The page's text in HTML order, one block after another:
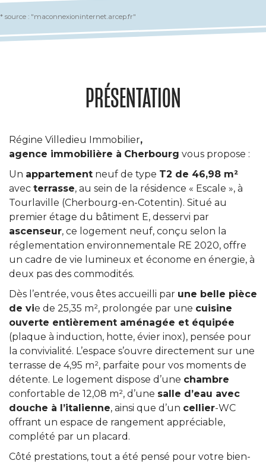
* source : "maconnexioninternet.arcep.fr"
PRÉSENTATION
Régine Villedieu Immobilier,
agence immobilière à Cherbourg vous propose :
Un appartement neuf de type T2 de 46,98 m²
avec terrasse, au sein de la résidence « Escale », à
Tourlaville (Cherbourg-en-Cotentin). Situé au
premier étage du bâtiment E, desservi par
ascenseur, ce logement neuf, conçu selon la
réglementation environnementale RE 2020, offre
un cadre de vie lumineux et économe en énergie, à
deux pas des commodités.
Dès l’entrée, vous êtes accueilli par une belle pièce
de vie de 25,35 m², prolongée par une cuisine
ouverte entièrement aménagée et équipée
(plaque à induction, hotte, évier inox), pensée pour
la convivialité. L’espace s’ouvre directement sur une
terrasse de 4,95 m², parfaite pour vos moments de
détente. Le logement dispose d’une chambre
confortable de 12,08 m², d’une salle d’eau avec
douche à l’italienne, ainsi que d’un cellier-WC
offrant un espace de rangement appréciable,
complété par un placard.
Côté prestations, tout a été pensé pour votre bien-